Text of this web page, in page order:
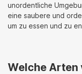
unordentliche
eine saubere und
um zu essen und zu
Welche Arten